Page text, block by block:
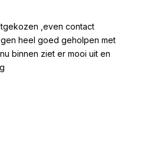
,even contact
heel goed geholpen met
binnen ziet er mooi uit en